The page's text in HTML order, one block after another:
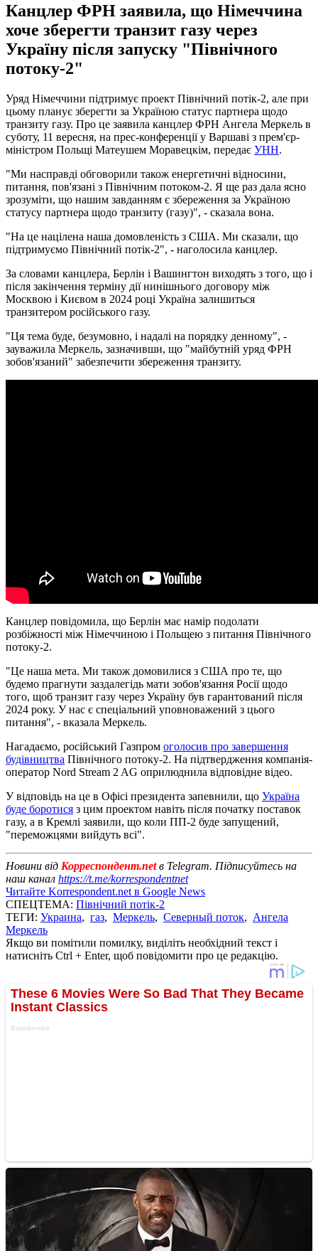
Канцлер ФРН заявила, що Німеччина
хоче зберегти транзит газу через
Україну після запуску "Північного
потоку-2"
Уряд Німеччини підтримує проект Північний потік-2, але при
цьому планує зберегти за Україною статус партнера щодо
транзиту газу. Про це заявила канцлер ФРН Ангела Меркель в
суботу, 11 вересня, на прес-конференції у Варшаві з прем'єр-
міністром Польщі Матеушем Моравецкім, передає УНН.
"Ми насправді обговорили також енергетичні відносини,
питання, пов'язані з Північним потоком-2. Я ще раз дала ясно
зрозуміти, що нашим завданням є збереження за Україною
статусу партнера щодо транзиту (газу)", - сказала вона.
"На це націлена наша домовленість з США. Ми сказали, що
підтримуємо Північний потік-2", - наголосила канцлер.
За словами канцлера, Берлін і Вашингтон виходять з того, що і
після закінчення терміну дії нинішнього договору між
Москвою і Києвом в 2024 році Україна залишиться
транзитером російського газу.
"Ця тема буде, безумовно, і надалі на порядку денному", -
зауважила Меркель, зазначивши, що "майбутній уряд ФРН
зобов'язаний" забезпечити збереження транзиту.
Канцлер повідомила, що Берлін має намір подолати
розбіжності між Німеччиною і Польщею з питання Північного
потоку-2.
"Це наша мета. Ми також домовилися з США про те, що
будемо прагнути заздалегідь мати зобов'язання Росії щодо
того, щоб транзит газу через Україну був гарантований після
2024 року. У нас є спеціальний уповноважений з цього
питання", - вказала Меркель.
Нагадаємо, російський Газпром оголосив про завершення
будівництва Північного потоку-2. На підтвердження компанія-
оператор Nord Stream 2 AG оприлюднила відповідне відео.
У відповідь на це в Офісі президента запевнили, що Україна
буде боротися з цим проектом навіть після початку поставок
газу, а в Кремлі заявили, що коли ПП-2 буде запущений,
"переможцями вийдуть всі".
Новини від Корреспондент.netв Telegram. Підписуйтесь на
наш канал https://t.me/korrespondentnet
Читайте Korrespondent.net в Google News
СПЕЦТЕМА: Північний потік-2
ТЕГИ: Украина, газ, Меркель, Северный поток, Ангела
Меркель
Якщо ви помітили помилку, виділіть необхідний текст і
натисніть Ctrl + Enter, щоб повідомити про це редакцію.